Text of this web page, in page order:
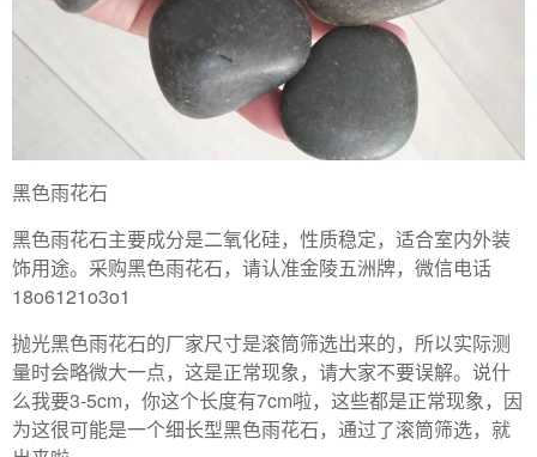
黑色雨花石
黑色雨花石主要成分是二氧化硅，性质稳定，适合室内外装
饰用途。采购黑色雨花石，请认准金陵五洲牌，微信电话
18o6121o3o1
抛光黑色雨花石的厂家尺寸是滚筒筛选出来的，所以实际测
量时会略微大一点，这是正常现象，请大家不要误解。说什
么我要3-5cm，你这个长度有7cm啦，这些都是正常现象，因
为这很可能是一个细长型黑色雨花石，通过了滚筒筛选，就